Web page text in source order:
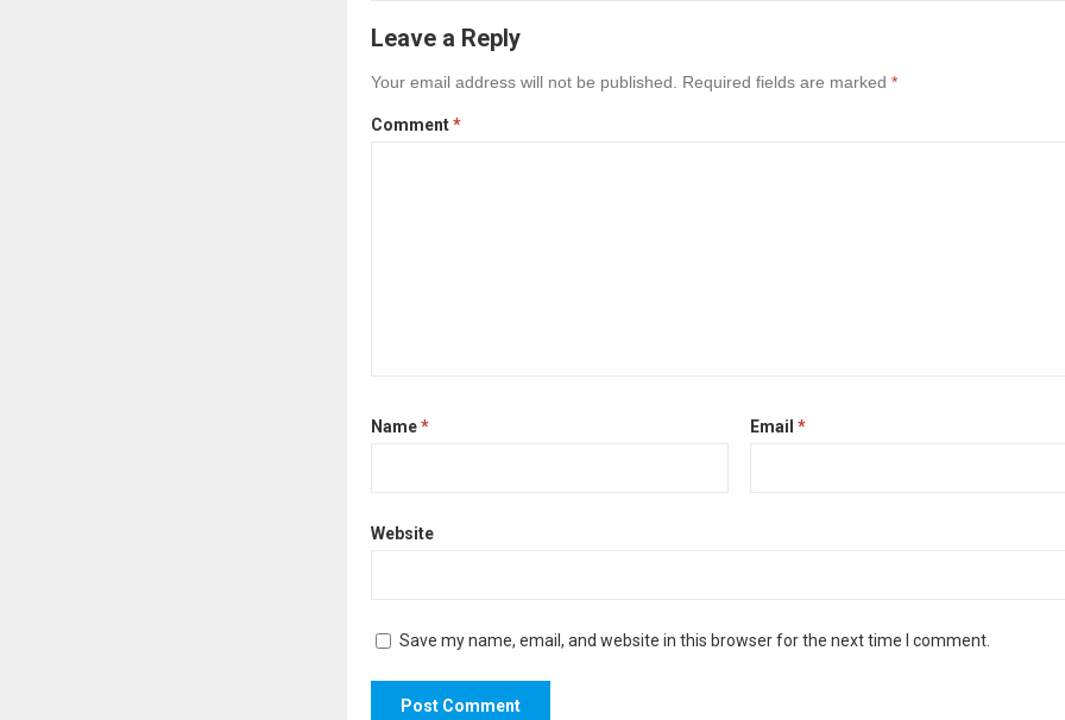
Leave a Reply
Your email address will not be published. Required fields are marked *
Comment*
Name* Email*
Website
Save my name, email, and website in this browser for the next time I comment.